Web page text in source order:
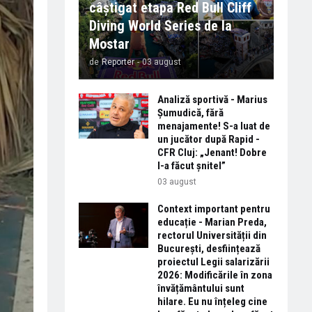
câștigat etapa Red Bull Cliff
Diving World Series de la
Mostar
de Reporter - 03 august
Analiză sportivă - Marius
Șumudică, fără
menajamente! S-a luat de
un jucător după Rapid -
CFR Cluj: „Jenant! Dobre
l-a făcut șnitel”
03 august
Context important pentru
educație - Marian Preda,
rectorul Universității din
București, desființează
proiectul Legii salarizării
2026: Modificările în zona
învățământului sunt
hilare. Eu nu înțeleg cine